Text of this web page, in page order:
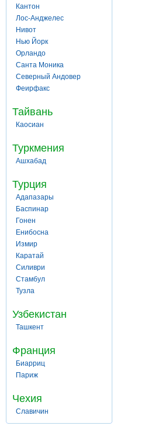
Кантон
Лос-Анджелес
Нивот
Нью Йорк
Орландо
Санта Моника
Северный Андовер
Феирфакс
Тайвань
Каосиан
Туркмения
Ашхабад
Турция
Адапазары
Баспинар
Гонен
Енибосна
Измир
Каратай
Силиври
Стамбул
Тузла
Узбекистан
Ташкент
Франция
Биарриц
Париж
Чехия
Славичин